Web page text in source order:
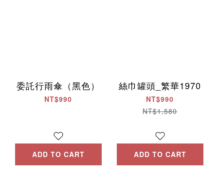
委託行雨傘（黑色）
NT$990
ADD TO CART
絲巾罐頭_繁華1970
NT$990
NT$1,580
ADD TO CART